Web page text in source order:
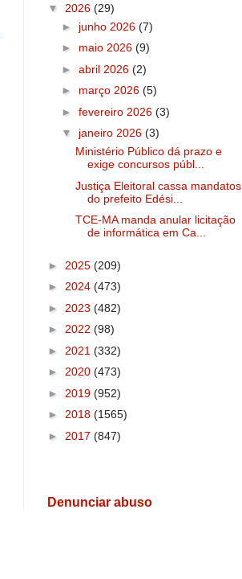
▼ 2026 (29)
► junho 2026 (7)
► maio 2026 (9)
► abril 2026 (2)
► março 2026 (5)
► fevereiro 2026 (3)
▼ janeiro 2026 (3)
Ministério Público dá prazo e
exige concursos públ...
Justiça Eleitoral cassa mandatos
do prefeito Edési...
TCE-MA manda anular licitação
de informática em Ca...
► 2025 (209)
► 2024 (473)
► 2023 (482)
► 2022 (98)
► 2021 (332)
► 2020 (473)
► 2019 (952)
► 2018 (1565)
► 2017 (847)
Denunciar abuso